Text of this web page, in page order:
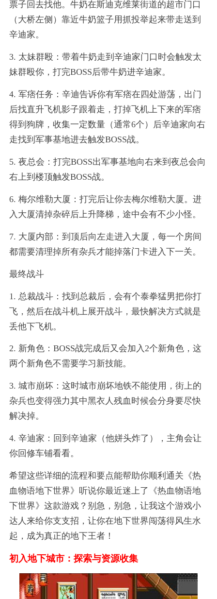
票子回去找他。牛奶在斯迪克维莱街道的超市门口
（大桥左侧）靠近牛奶篮子用抓投举起来带走送到
辛迪家。
3. 太妹群殴：带着牛奶走到辛迪家门口时会触发太
妹群殴你，打完BOSS后带牛奶进辛迪家。
4. 军痞任务：辛迪告诉你有军痞在四处游荡，出门
后找直升飞机影子跟着走，打掉飞机上下来的军痞
得到狗牌，收集一定数量（通常6个）后辛迪家向右
走找到军事基地进去触发BOSS战。
5. 夜总会：打完BOSS出军事基地向右来到夜总会向
右上到楼顶触发BOSS战。
6. 梅尔维勒大厦：打完后让你去梅尔维勒大厦。进
入大厦清掉杂碎后上升降梯，途中会有不少小怪。
7. 大厦内部：到顶后向左走进入大厦，每一个房间
都需要清理掉所有杂兵才能掉落门卡进入下一关。
最终战斗
1. 总裁战斗：找到总裁后，会有个泰拳猛男把你打
飞，然后在战斗机上展开战斗，最快解决方式就是
丢他下飞机。
2. 新角色：BOSS战完成后又会加入2个新角色，这
两个新角色不需要学习新技能。
3. 城市崩坏：这时城市崩坏地铁不能使用，街上的
杂兵也变得强力其中黑衣人残血时候会分身要尽快
解决掉。
4. 辛迪家：回到辛迪家（他姘头炸了），主角会让
你回修车铺看看。
希望这些详细的流程和要点能帮助你顺利通关《热
血物语地下世界》听说你最近迷上了《热血物语地
下世界》这款游戏？别急，别急，让我这个游戏小
达人来给你支支招，让你在地下世界闯荡得风生水
起，成为真正的地下王者！
初入地下城市：探索与资源收集